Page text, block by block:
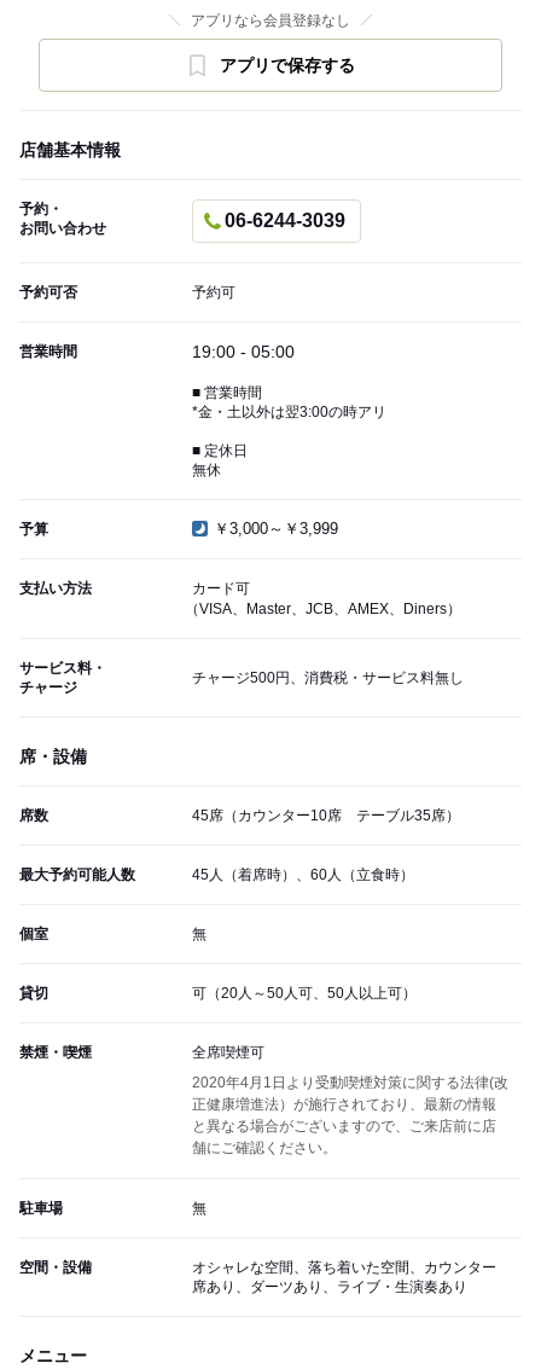
アプリなら会員登録なし
アプリで保存する
店舗基本情報
予約・
お問い合わせ
06-6244-3039
予約可否 予約可
営業時間 19:00 - 05:00
■ 営業時間
*金・土以外は翌3:00の時アリ
■ 定休日
無休
予算 ￥3,000～￥3,999
支払い方法
カード可
（VISA、Master、JCB、AMEX、Diners）
サービス料・
チャージ
チャージ500円、消費税・サービス料無し
席・設備
席数 45席（カウンター10席 テーブル35席）
最大予約可能人数 45人（着席時）、60人（立食時）
個室 無
貸切 可（20人～50人可、50人以上可）
禁煙・喫煙
全席喫煙可
2020年4月1日より受動喫煙対策に関する法律(改
正健康増進法）が施行されており、最新の情報
と異なる場合がございますので、ご来店前に店
舗にご確認ください。
駐車場 無
空間・設備
オシャレな空間、落ち着いた空間、カウンター
席あり、ダーツあり、ライブ・生演奏あり
メニュー